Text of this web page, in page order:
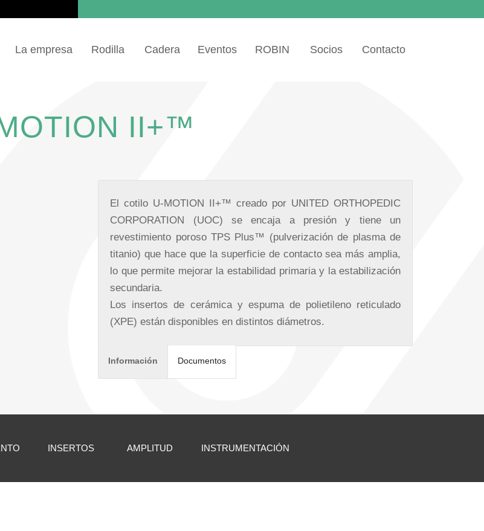
La empresa Rodilla Cadera Eventos ROBIN Socios Contacto
II+™
Información Documentos
El cotilo U-MOTION II+™ creado por UNITED ORTHOPEDIC
CORPORATION (UOC) se encaja a presión y tiene un
revestimiento poroso TPS Plus™ (pulverización de plasma de
titanio) que hace que la superficie de contacto sea más amplia,
lo que permite mejorar la estabilidad primaria y la estabilización
secundaria.
Los insertos de cerámica y espuma de polietileno reticulado
(XPE) están disponibles en distintos diámetros.
INSERTOS AMPLITUD INSTRUMENTACIÓN